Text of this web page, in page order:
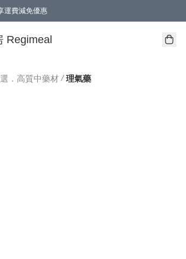
運費減免優惠
Regimeal
．高質中藥材 / 理氣藥